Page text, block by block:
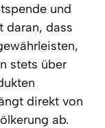
und
daran, dass
stets über
direkt von
ab.